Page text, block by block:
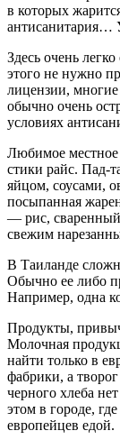
в которых
антисанитария…
Здесь очень
этого не нужно
лицензии,
обычно очень
условиях
Любимое
стики райс. Пад-
яйцом, соусами,
посыпанная
— рис, сваренный
свежим
В Таиланде
Обычно ее либо
Например, одна
Продукты,
Молочная
найти только в
фабрики, а
черного хлеба
этом в городе,
европейцев едой.